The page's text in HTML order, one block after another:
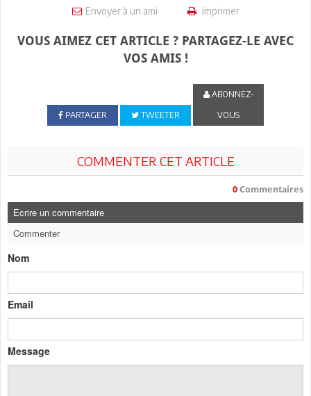
Envoyer à un ami Imprimer
VOUS AIMEZ CET ARTICLE ? PARTAGEZ-LE AVEC
VOS AMIS !
PARTAGER TWEETER
ABONNEZ-
VOUS
COMMENTER CET ARTICLE
0 Commentaires
Ecrire un commentaire
Commenter
Nom
Email
Message